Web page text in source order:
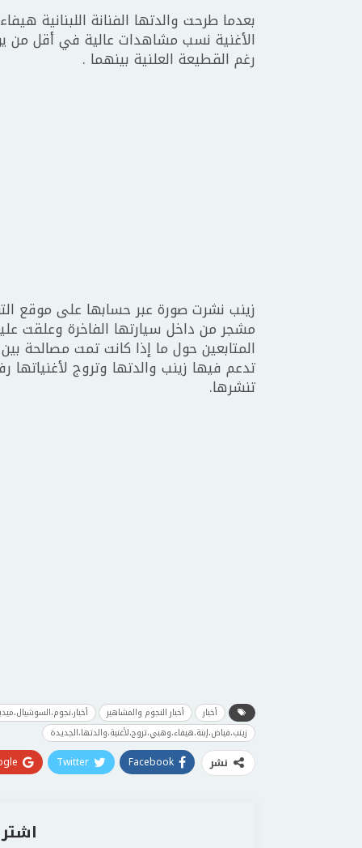
بعدما طرحت والدتها الفنانة اللبنانية
الأغنية نسب مشاهدات عالية في أقل من
رغم القطيعة العلنية بينهما .
زينب نشرت صورة عبر حسابها على موقع
مشجر من داخل سيارتها الفاخرة وعلقت
المتابعين حول ما إذا كانت تمت مصالحة
تدعم فيها زينب والدتها وتروج
تنشرها.
أخبار أخبار النجوم والمشاهير
زينب،فياض،إبنة،هيفاء،وهبي،تروج،لأغنية،والدتها،الجديدة
نشر Facebook
Twitter